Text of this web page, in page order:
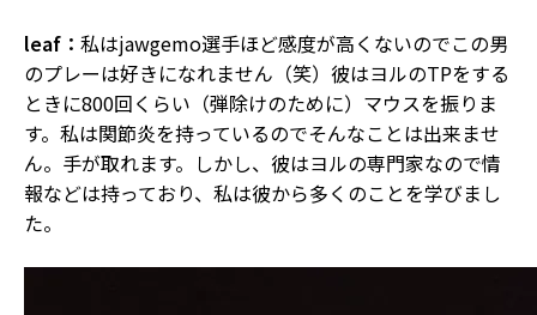
leaf： 私はjawgemo選手ほど感度が高くないのでこの男
のプレーは好きになれません（笑）彼はヨルのTPをする
ときに800回くらい（弾除けのために）マウスを振りま
す。私は関節炎を持っているのでそんなことは出来ませ
ん。手が取れます。しかし、彼はヨルの専門家なので情
報などは持っており、私は彼から多くのことを学びまし
た。